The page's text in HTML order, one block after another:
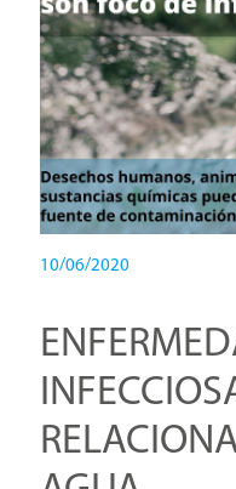
10/06/2020